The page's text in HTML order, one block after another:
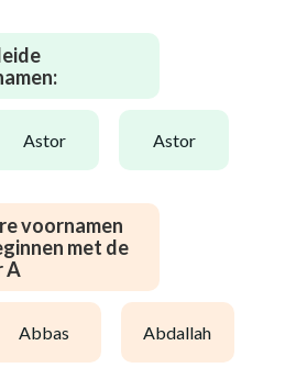
astor astor
voornamen
met de
A
abbas abdallah